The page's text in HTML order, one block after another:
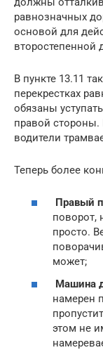
равнозначных
основой для
второстепенной
В пункте 13.11
перекрестках
обязаны
правой
водители
Теперь более
Правый
поворот,
просто.
может;
Машина
намерен
этом не